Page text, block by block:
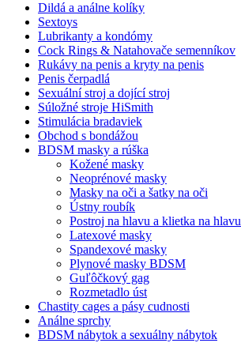
Dildá a análne kolíky
Sextoys
Lubrikanty a kondómy
Cock Rings & Natahovače semenníkov
Rukávy na penis a kryty na penis
Penis čerpadlá
Sexuální stroj a dojící stroj
Súložné stroje HiSmith
Stimulácia bradaviek
Obchod s bondážou
BDSM masky a rúška
Kožené masky
Neoprénové masky
Masky na oči a šatky na oči
Ústny roubík
Postroj na hlavu a klietka na hlavu
Latexové masky
Spandexové masky
Plynové masky BDSM
Guľôčkový gag
Rozmetadlo úst
Chastity cages a pásy cudnosti
Análne sprchy
BDSM nábytok a sexuálny nábytok